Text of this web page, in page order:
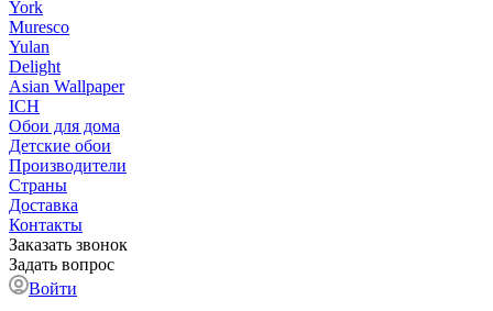
York
Muresco
Yulan
Delight
Asian Wallpaper
ICH
Обои для дома
Детские обои
Производители
Страны
Доставка
Контакты
Заказать звонок
Задать вопрос
Войти